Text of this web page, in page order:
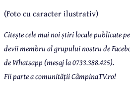
(Foto cu caracter ilustrativ)
Citește cele mai noi știri locale publicate
devii membru al grupului nostru de
de Whatsapp (mesaj la 0733.388.425).
Fii parte a comunității CâmpinaTV.ro!